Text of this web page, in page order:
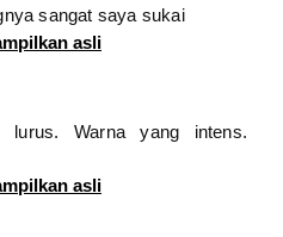
sangat saya sukai
asli
lurus. Warna yang intens.
asli